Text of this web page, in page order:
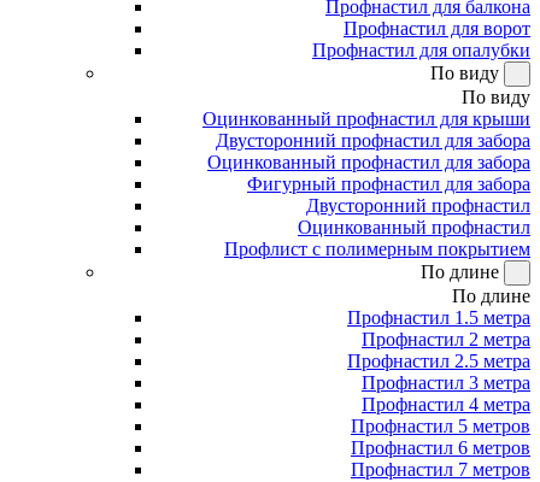
Профнастил для балкона
Профнастил для ворот
Профнастил для опалубки
По виду
По виду
Оцинкованный профнастил для крыши
Двусторонний профнастил для забора
Оцинкованный профнастил для забора
Фигурный профнастил для забора
Двусторонний профнастил
Оцинкованный профнастил
Профлист с полимерным покрытием
По длине
По длине
Профнастил 1.5 метра
Профнастил 2 метра
Профнастил 2.5 метра
Профнастил 3 метра
Профнастил 4 метра
Профнастил 5 метров
Профнастил 6 метров
Профнастил 7 метров